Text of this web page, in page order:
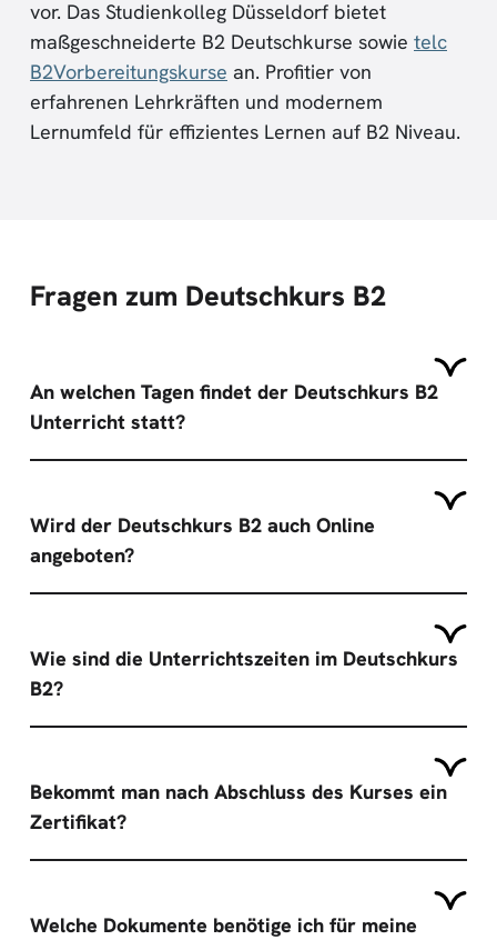
vor. Das Studienkolleg Düsseldorf bietet
maßgeschneiderte B2 Deutschkurse sowie telc
B2Vorbereitungskurse an. Profitier von
erfahrenen Lehrkräften und modernem
Lernumfeld für effizientes Lernen auf B2 Niveau.
Fragen zum Deutschkurs B2
An welchen Tagen findet der Deutschkurs B2
Unterricht statt?
Wird der Deutschkurs B2 auch Online
angeboten?
Wie sind die Unterrichtszeiten im Deutschkurs
B2?
Bekommt man nach Abschluss des Kurses ein
Zertifikat?
Welche Dokumente benötige ich für meine